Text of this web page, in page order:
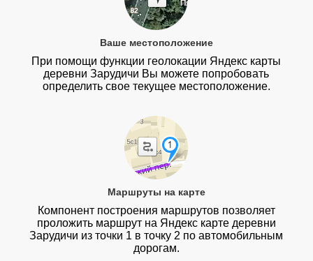
Ваше местоположение
При помощи функции геолокации Яндекс карты
деревни Зарудичи Вы можете попробовать
определить свое текущее местоположение.
Маршруты на карте
Компонент построения маршрутов позволяет
проложить маршрут на Яндекс карте деревни
Зарудичи из точки 1 в точку 2 по автомобильным
дорогам.